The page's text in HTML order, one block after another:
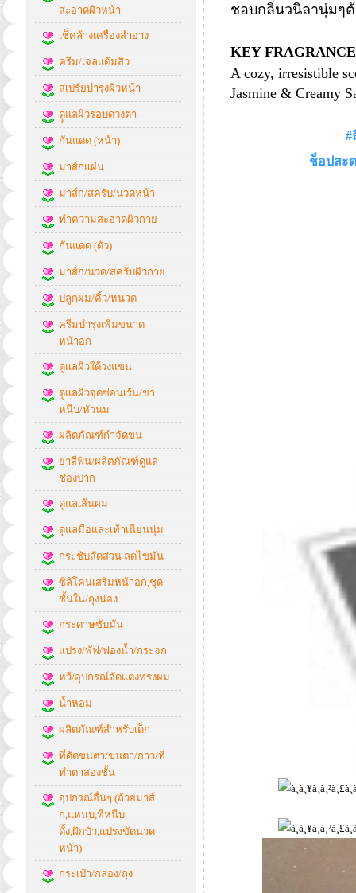
สะอาดผิวหน้า
เช็คล้างเครื่องสำอาง
ครีม/เจลแต้มสิว
สเปร์ยบำรุงผิวหน้า
ดููแลผิวรอบดวงตา
กันแดด (หน้า)
มาส์กแผ่น
มาส์ก/สครับ/นวดหน้า
ทำความสะอาดผิวกาย
กันแดด (ตัว)
มาส์ก/นวด/สครับผิวกาย
ปลูกผม/คิ้ว/หนวด
ครีมบำรุงเพิ่มขนาด
หน้าอก
ดูแลผิวใต้วงแขน
ดูแลผิวจุดซ่อนเร้น/ขา
หนีบ/หัวนม
ผลิตภัณฑ์กำจัดขน
ยาสีฟัน/ผลิตภัณฑ์ดูแล
ช่องปาก
ดูแลเส้นผม
ดูแลมือและเท้าเนียนนุ่ม
กระชับสัดส่วน ลดไขมัน
ซิลิโคนเสริมหน้าอก,ชุด
ชั้นใน/ถุงน่อง
กระดาษซับมัน
แปรง/พัฟ/ฟองน้ำ/กระจก
หวี/อุปกรณ์จัดแต่งทรงผม
น้ำหอม
ผลิตภัณฑ์สำหรับเด็ก
ที่ดัดขนตา/ขนตา/กาว/ที่
ทำตาสองชั้น
อุปกรณ์อื่นๆ (ถ้วยมาส์
ก,แหนบ,ที่หนีบ
ดั้ง,ฝักบัว,แปรงขัดนวด
หน้า)
กระเป๋า/กล่อง/ถุง
ชอบกลิ่นวนิลานุ่มๆ
KEY
A cozy, irresistible
Jasmine & Creamy
#
ช็อปสะ